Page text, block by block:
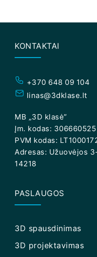
KONTAKTAI
+370 648 09 104
linas@3dklase.lt
MB „3D klasė”
Įm. kodas: 306660525
PVM kodas:
Adresas: Užuovėjos
14218
PASLAUGOS
3D spausdinimas
3D projektavimas